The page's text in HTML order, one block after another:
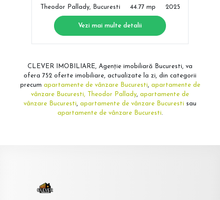
Theodor Pallady, Bucuresti 44.77 mp 2025
Vezi mai multe detalii
CLEVER IMOBILIARE, Agenție imobiliară Bucuresti, va
ofera 752 oferte imobiliare, actualizate la zi, din categorii
precum apartamente de vânzare Bucuresti, apartamente de
vânzare Bucuresti, Theodor Pallady, apartamente de
vânzare Bucuresti, apartamente de vânzare Bucuresti sau
apartamente de vânzare Bucuresti.